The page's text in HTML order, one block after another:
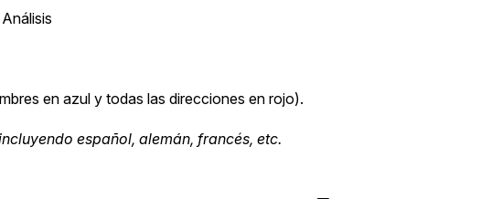
Directas
La Venta al Por Menor
Más información sobre
en azul y todas las direcciones en rojo).
español, alemán, francés, etc.